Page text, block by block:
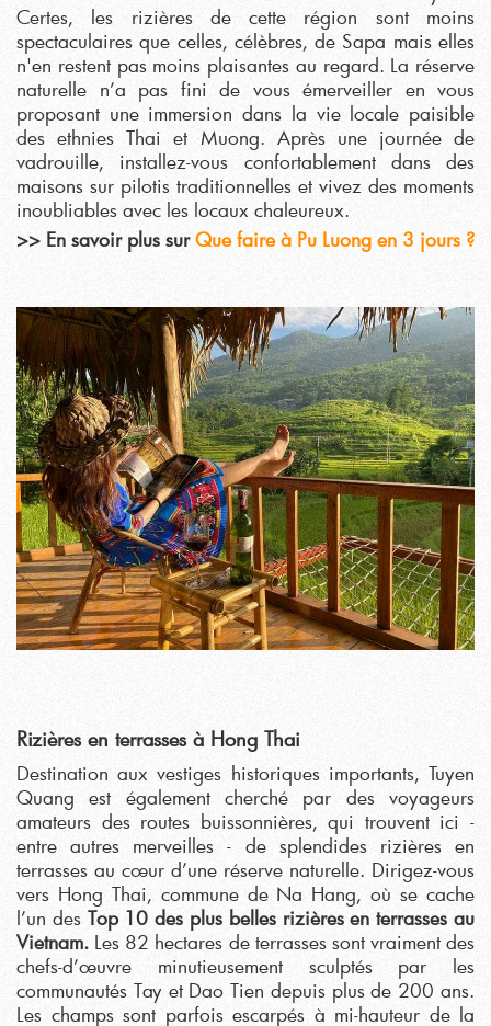
Certes, les rizières de cette région sont moins
spectaculaires que celles, célèbres, de Sapa mais elles
n'en restent pas moins plaisantes au regard. La réserve
naturelle n’a pas fini de vous émerveiller en vous
proposant une immersion dans la vie locale paisible
des ethnies Thai et Muong. Après une journée de
vadrouille, installez-vous confortablement dans des
maisons sur pilotis traditionnelles et vivez des moments
inoubliables avec les locaux chaleureux.
>> En savoir plus surQue faire à Pu Luong en 3 jours ?
Rizières en terrasses à Hong Thai
Destination aux vestiges historiques importants, Tuyen
Quang est également cherché par des voyageurs
amateurs des routes buissonnières, qui trouvent ici -
entre autres merveilles - de splendides rizières en
terrasses au cœur d’une réserve naturelle. Dirigez-vous
vers Hong Thai, commune de Na Hang, où se cache
l’un des Top 10 des plus belles rizières en terrasses au
Vietnam. Les 82 hectares de terrasses sont vraiment des
chefs-d’œuvre minutieusement sculptés par les
communautés Tay et Dao Tien depuis plus de 200 ans.
Les champs sont parfois escarpés à mi-hauteur de la